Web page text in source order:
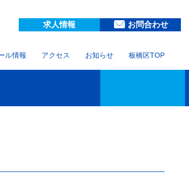
求人情報 お問合わせ
ル情報 アクセス お知らせ 板橋区TOP